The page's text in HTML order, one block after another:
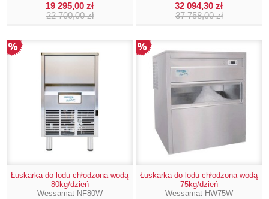
19 295,00 zł
22 700,00 zł
32 094,30 zł
37 758,00 zł
Łuskarka do lodu chłodzona wodą
80kg/dzień
Wessamat NF80W
Łuskarka do lodu chłodzona wodą
75kg/dzień
Wessamat HW75W